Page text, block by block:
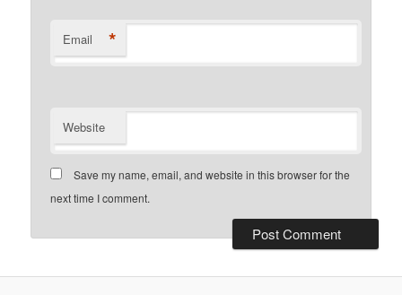
Email *
Website
Save my name, email, and website in this browser for the
next time I comment.